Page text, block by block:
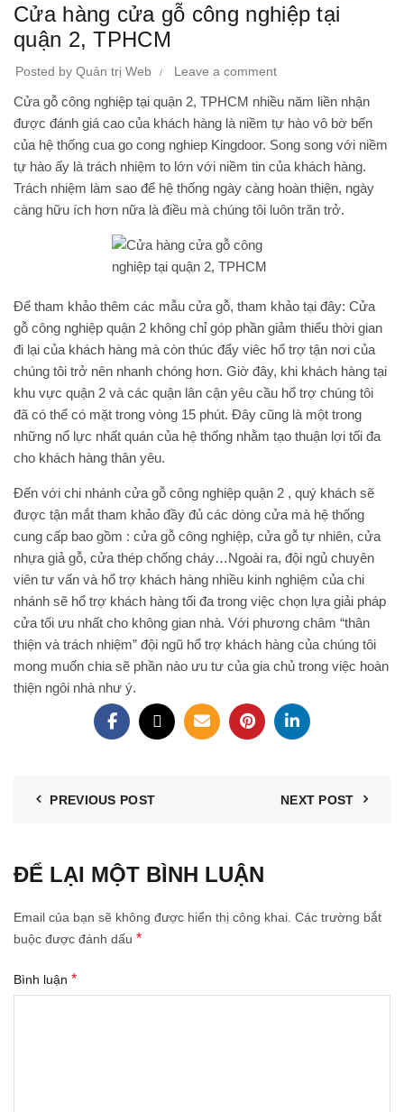
Cửa hàng cửa gỗ công nghiệp tại
quận 2, TPHCM
Posted by Quản trị Web Leave a comment
Cửa gỗ công nghiệp tại quận 2, TPHCM nhiều năm liền nhận
được đánh giá cao của khách hàng là niềm tự hào vô bờ bến
của hệ thống cua go cong nghiep Kingdoor. Song song với niềm
tự hào ấy là trách nhiệm to lớn với niềm tin của khách hàng.
Trách nhiệm làm sao để hệ thống ngày càng hoàn thiện, ngày
càng hữu ích hơn nữa là điều mà chúng tôi luôn trăn trở.
Để tham khảo thêm các mẫu cửa gỗ, tham khảo tại đây: Cửa
gỗ công nghiệp quận 2 không chỉ góp phần giảm thiểu thời gian
đi lại của khách hàng mà còn thúc đẩy viêc hổ trợ tận nơi của
chúng tôi trở nên nhanh chóng hơn. Giờ đây, khi khách hàng tại
khu vực quận 2 và các quận lân cận yêu cầu hổ trợ chúng tôi
đã có thể có mặt trong vòng 15 phút. Đây cũng là một trong
những nổ lực nhất quán của hệ thống nhằm tạo thuận lợi tối đa
cho khách hàng thân yêu.
Đến với chi nhánh cửa gỗ công nghiệp quận 2 , quý khách sẽ
được tận mắt tham khảo đầy đủ các dòng cửa mà hệ thống
cung cấp bao gồm : cửa gỗ công nghiệp, cửa gỗ tự nhiên, cửa
nhựa giả gỗ, cửa thép chống cháy…Ngoài ra, đội ngủ chuyên
viên tư vấn và hổ trợ khách hàng nhiều kinh nghiệm của chi
nhánh sẽ hổ trợ khách hàng tối đa trong việc chọn lựa giải pháp
cửa tối ưu nhất cho không gian nhà. Với phương châm “thân
thiện và trách nhiệm” đội ngũ hổ trợ khách hàng của chúng tôi
mong muốn chia sẽ phần nào ưu tư của gia chủ trong việc hoàn
thiện ngôi nhà như ý.
PREVIOUS POST NEXT POST
ĐỂ LẠI MỘT BÌNH LUẬN
Email của bạn sẽ không được hiển thị công khai. Các trường bắt
buộc được đánh dấu *
Bình luận *